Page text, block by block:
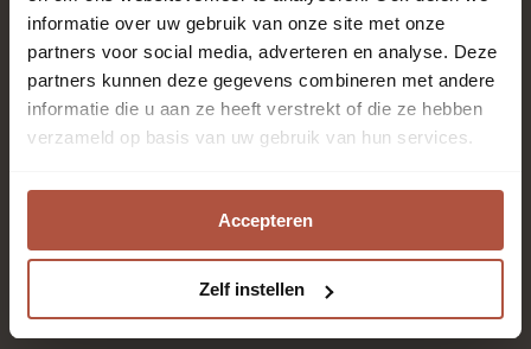
informatie over uw gebruik van onze site met onze
partners voor social media, adverteren en analyse. Deze
partners kunnen deze gegevens combineren met andere
informatie die u aan ze heeft verstrekt of die ze hebben
verzameld op basis van uw gebruik van hun services.
Accepteren
Zelf instellen
hoogte zijn?
Aanmelden nieuwsbrief
Contact
Whatsapp met een adviseur
binnen 30 min. antwoord op werkdagen (09.00-16.30
uur)